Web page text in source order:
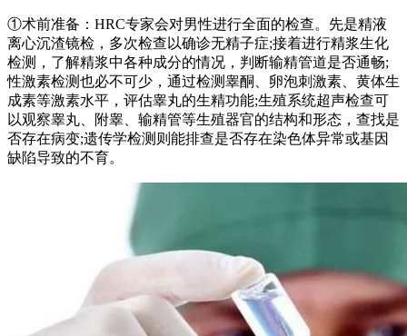
①术前准备：HRC专家会对男性进行全面的检查。先是精液
离心沉渣镜检，多次检查以确诊无精子症;接着进行精浆生化
检测，了解精浆中各种成分的情况，判断输精管道是否通畅;
性激素检测也必不可少，通过检测睾酮、卵泡刺激素、黄体生
成素等激素水平，评估睾丸的生精功能;生殖系统超声检查可
以观察睾丸、附睾、输精管等生殖器官的结构和形态，查找是
否存在病变;遗传学检测则能排查是否存在染色体异常或基因
缺陷导致的不育。